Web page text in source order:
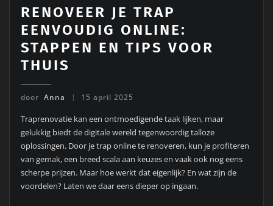
RENOVEER JE TRAP
EENVOUDIG ONLINE:
STAPPEN EN TIPS VOOR
THUIS
door Anna 15 april 2025
Traprenovatie kan een ontmoedigende taak lijken, maar
gelukkig biedt de digitale wereld tegenwoordig talloze
oplossingen. Door je trap online te renoveren, kun je profiteren
van gemak, een breed scala aan keuzes en vaak ook nog eens
scherpe prijzen. Maar hoe werkt dat eigenlijk? En wat zijn de
voordelen? Laten we daar eens dieper op ingaan.